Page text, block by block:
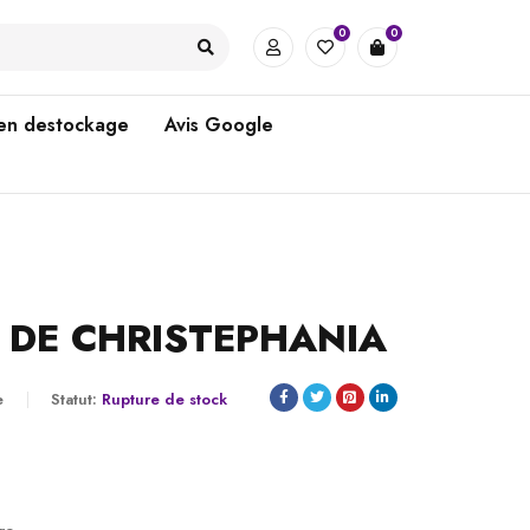
0 0
destockage Avis Google
DE CHRISTEPHANIA
Statut: Rupture de stock